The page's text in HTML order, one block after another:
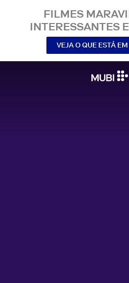
FILMES
INTERESSANTES
VEJA O QUE ESTÁ